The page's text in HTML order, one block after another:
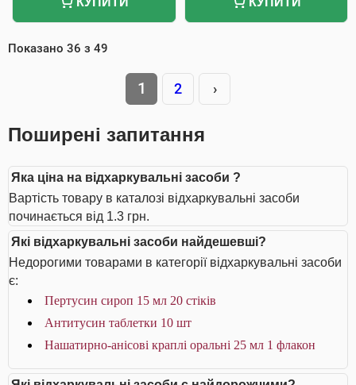
Показано 36 з 49
1 2 ›
Поширені запитання
Яка ціна на відхаркувальні засоби ?
Вартість товару в каталозі відхаркувальні засоби
починається від 1.3 грн.
Які відхаркувальні засоби найдешевші?
Недорогими товарами в категорії відхаркувальні засоби
є:
Пертусин сироп 15 мл 20 стіків
Антитусин таблетки 10 шт
Нашатирно-анісові краплі оральні 25 мл 1 флакон